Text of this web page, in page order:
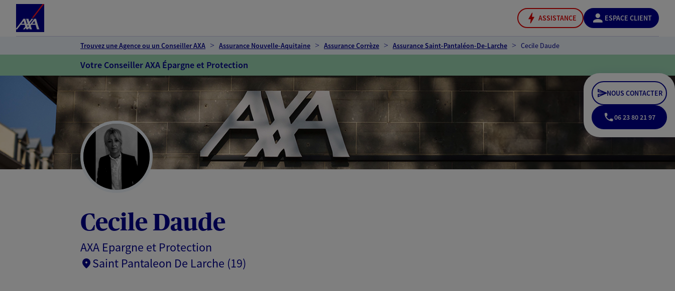
ASSISTANCE ESPACE CLIENT
Trouvez une Agence ou un Conseiller AXA Assurance Nouvelle-Aquitaine Assurance Corrèze Assurance Saint-Pantaléon-De-Larche Cecile Daude
Votre Conseiller AXA Épargne et Protection
Cecile Daude
AXA Epargne et Protection
Saint Pantaleon De Larche (19)
NOUS CONTACTER
06 23 80 21 97